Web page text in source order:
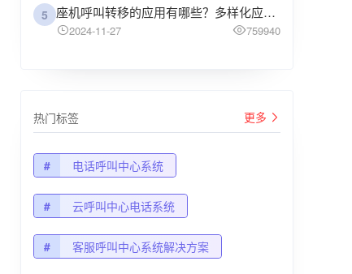
5 座机呼叫转移的应用有哪些？多样化应用场景解析
2024-11-27 759940
热门标签 更多
# 电话呼叫中心系统
# 云呼叫中心电话系统
# 客服呼叫中心系统解决方案